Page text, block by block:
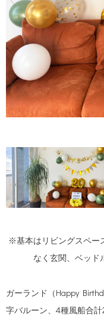
※基本はリビングスペー
なく玄関、ベッド
ガーランド（Happy
字バルーン、4種風船合